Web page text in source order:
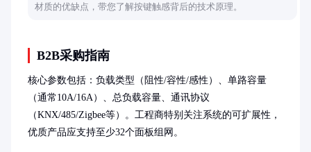
材质的优缺点，带您了解按键触感背后的技术原理。
B2B采购指南
核心参数包括：负载类型（阻性/容性/感性）、单路容量
（通常10A/16A）、总负载容量、通讯协议
（KNX/485/Zigbee等）。工程商特别关注系统的可扩展性，
优质产品应支持至少32个面板组网。